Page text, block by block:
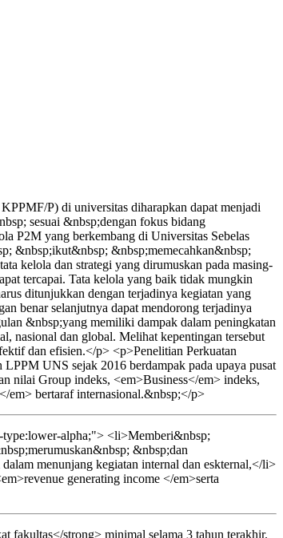
P) di universitas diharapkan dapat menjadi
sesuai &nbsp;dengan fokus bidang
P2M yang berkembang di Universitas Sebelas
&nbsp;ikut&nbsp; &nbsp;memecahkan&nbsp;
kelola dan strategi yang dirumuskan pada masing-
tercapai. Tata kelola yang baik tidak mungkin
ditunjukkan dengan terjadinya kegiatan yang
benar selanjutnya dapat mendorong terjadinya
&nbsp;yang memiliki dampak dalam peningkatan
nasional dan global. Melihat kepentingan tersebut
dan efisien.</p> <p>Penelitian Perkuatan
UNS sejak 2016 berdampak pada upaya pusat
nilai Group indeks, <em>Business</em> indeks,
em> bertaraf internasional.&nbsp;</p>
alpha;"> <li>Memberi&nbsp;
&nbsp;dan
menunjang kegiatan internal dan eskternal,</li>
generating income </em>serta
fakultas</strong> minimal selama 3 tahun terakhir.